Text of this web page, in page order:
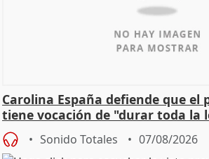
Carolina España defiende que el
tiene vocación de "durar toda la
Sonido Totales 07/08/2026